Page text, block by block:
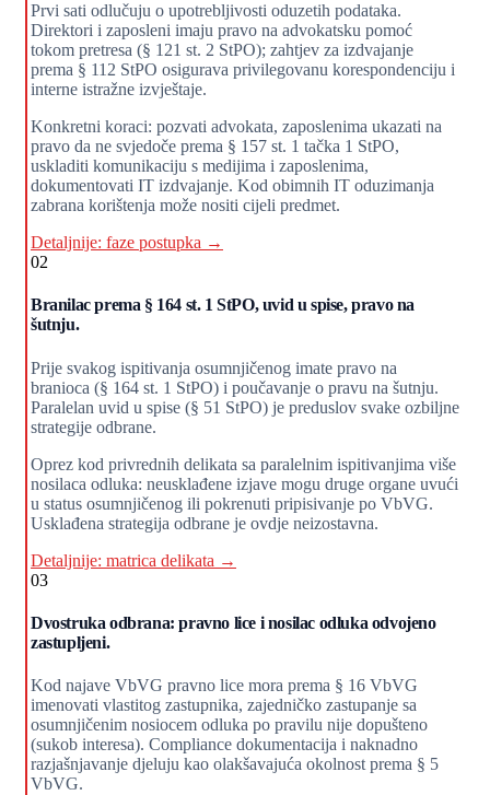
Prvi sati odlučuju o upotrebljivosti oduzetih podataka.
Direktori i zaposleni imaju pravo na advokatsku pomoć
tokom pretresa (§ 121 st. 2 StPO); zahtjev za izdvajanje
prema § 112 StPO osigurava privilegovanu korespondenciju i
interne istražne izvještaje.
Konkretni koraci: pozvati advokata, zaposlenima ukazati na
pravo da ne svjedoče prema § 157 st. 1 tačka 1 StPO,
uskladiti komunikaciju s medijima i zaposlenima,
dokumentovati IT izdvajanje. Kod obimnih IT oduzimanja
zabrana korištenja može nositi cijeli predmet.
Detaljnije: faze postupka →
02
Branilac prema § 164 st. 1 StPO, uvid u spise, pravo na
šutnju.
Prije svakog ispitivanja osumnjičenog imate pravo na
branioca (§ 164 st. 1 StPO) i poučavanje o pravu na šutnju.
Paralelan uvid u spise (§ 51 StPO) je preduslov svake ozbiljne
strategije odbrane.
Oprez kod privrednih delikata sa paralelnim ispitivanjima više
nosilaca odluka: neusklađene izjave mogu druge organe uvući
u status osumnjičenog ili pokrenuti pripisivanje po VbVG.
Usklađena strategija odbrane je ovdje neizostavna.
Detaljnije: matrica delikata →
03
Dvostruka odbrana: pravno lice i nosilac odluka odvojeno
zastupljeni.
Kod najave VbVG pravno lice mora prema § 16 VbVG
imenovati vlastitog zastupnika, zajedničko zastupanje sa
osumnjičenim nosiocem odluka po pravilu nije dopušteno
(sukob interesa). Compliance dokumentacija i naknadno
razjašnjavanje djeluju kao olakšavajuća okolnost prema § 5
VbVG.